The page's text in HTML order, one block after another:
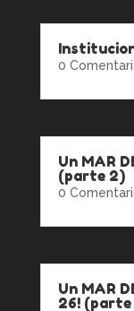
0
Un MAR
(parte 2)
0
Un MAR
26! (parte